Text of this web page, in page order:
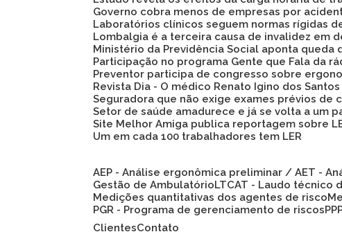
Governo cobra menos de empresas por
Laboratórios clínicos seguem normas rígidas
Lombalgia é a terceira causa de invalidez em
Ministério da Previdência Social aponta
Participação no programa Gente que Fala da
Preventor participa de congresso sobre
Revista Dia - O médico Renato Igino dos
Seguradora que não exige exames prévios
Setor de saúde amadurece e já se volta a um
Site Melhor Amiga publica reportagem sobre
Um em cada 100 trabalhadores tem LER
AEP - Análise ergonômica preliminar / AET -
Gestão de Ambulatório LTCAT - Laudo
Medições quantitativas dos agentes de risco
PGR - Programa de gerenciamento de riscos
Clientes
Contato